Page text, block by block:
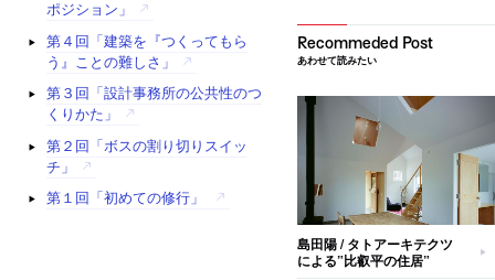
ポジション」
第４回「建築を『つくってもら
う』ことの難しさ」
第３回「設計事務所の公共性のつ
くりかた」
第２回「ボスの割り切りスイッ
チ」
第１回「初めての修行」
あわせて読みたい
島田陽 / タトアーキテクツ
による”比叡平の住居”